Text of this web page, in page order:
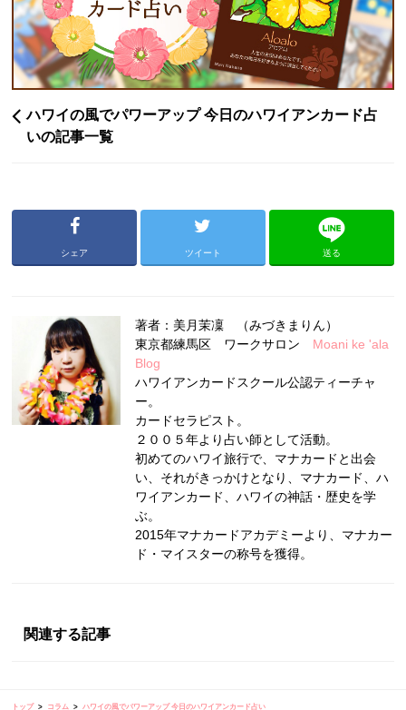
ハワイの風でパワーアップ 今日のハワイアンカード占
いの記事一覧
シェア ツイート 送る
著者：美月茉凜 （みづきまりん）
東京都練馬区 ワークサロン Moani ke 'ala
Blog
ハワイアンカードスクール公認ティーチャ
ー。
カードセラピスト。
２００５年より占い師として活動。
初めてのハワイ旅行で、マナカードと出会
い、それがきっかけとなり、マナカード、ハ
ワイアンカード、ハワイの神話・歴史を学
ぶ。
2015年マナカードアカデミーより、マナカー
ド・マイスターの称号を獲得。
関連する記事
トップ コラム ハワイの風でパワーアップ 今日のハワイアンカード占い